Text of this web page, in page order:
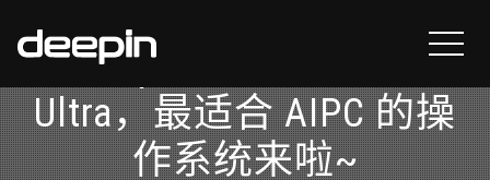
deepin 23 适配 Intel
Ultra，最适合 AIPC 的操
作系统来啦~